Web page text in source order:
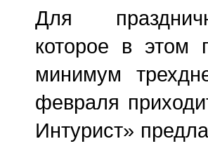
Для
которое в этом
минимум
февраля
Интурист»